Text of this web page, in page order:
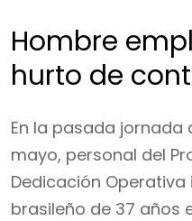
Hombre
hurto de
En la pasada jornada
mayo, personal del
Dedicación
brasileño de 37 años